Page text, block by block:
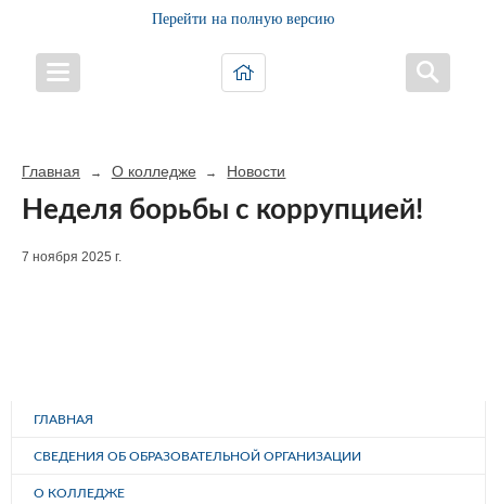
Перейти на полную версию
Главная → О колледже → Новости
Неделя борьбы с коррупцией!
7 ноября 2025 г.
ГЛАВНАЯ
СВЕДЕНИЯ ОБ ОБРАЗОВАТЕЛЬНОЙ ОРГАНИЗАЦИИ
О КОЛЛЕДЖЕ